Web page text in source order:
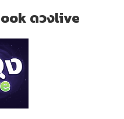
ดวงlive